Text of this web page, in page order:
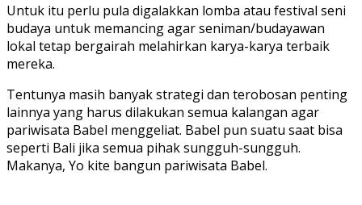
Untuk itu perlu pula digalakkan lomba atau festival seni
budaya untuk memancing agar seniman/budayawan
lokal tetap bergairah melahirkan karya-karya terbaik
mereka.
Tentunya masih banyak strategi dan terobosan penting
lainnya yang harus dilakukan semua kalangan agar
pariwisata Babel menggeliat. Babel pun suatu saat bisa
seperti Bali jika semua pihak sungguh-sungguh.
Makanya, Yo kite bangun pariwisata Babel.